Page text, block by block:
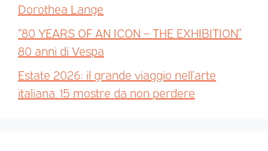
Dorothea Lange
“80 YEARS OF AN ICON – THE EXHIBITION”
80 anni di Vespa
Estate 2026: il grande viaggio nell’arte
italiana. 15 mostre da non perdere